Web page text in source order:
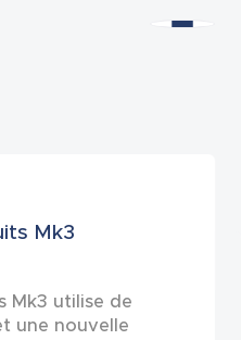
Mk3
Mk3 utilise de
une nouvelle